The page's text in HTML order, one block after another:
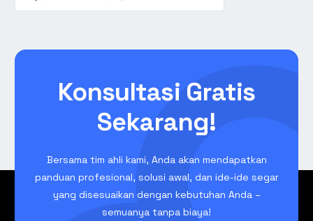
Konsultasi Gratis
Sekarang!
Bersama tim ahli kami, Anda akan mendapatkan
panduan profesional, solusi awal, dan ide-ide segar
yang disesuaikan dengan kebutuhan Anda –
semuanya tanpa biaya!